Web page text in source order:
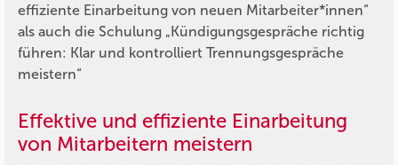
effiziente Einarbeitung von neuen Mitarbeiter*innen“
als auch die Schulung „Kündigungsgespräche richtig
führen: Klar und kontrolliert Trennungsgespräche
meistern“
Effektive und effiziente Einarbeitung
von Mitarbeitern meistern